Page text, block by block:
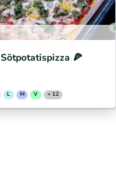
Sötpotatispizza 🍕⁣
L M V + 12